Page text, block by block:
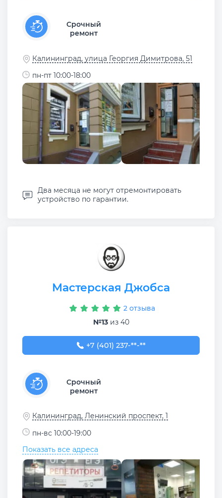
Срочный
ремонт
Калининград, улица Георгия Димитрова, 51
пн-пт 10:00-18:00
Два месяца не могут отремонтировать
устройство по гарантии.
Мастерская Джобса
2 отзыва
№13из 40
+7 (401) 237-37-99
+7 (401) 237-**-**
Срочный
ремонт
Калининград, Ленинский проспект, 1
пн-вс 10:00-19:00
Показать все адреса